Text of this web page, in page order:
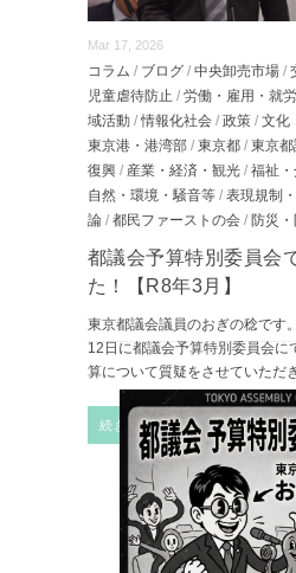
Mar 17, 2026
コラム / ブログ / 中央卸売市場 /
児童虐待防止 / 労働・雇用・就労
域活動 /情報化社会 / 政策 / 文化
東京港・港湾部 / 東京都 / 東京
復興 / 産業・経済・観光 / 福祉
自然・環境・騒音等 / 表現規制
論 / 都民ファーストの会 / 防災・
都議会予算特別委員会
た！【R8年3月】
東京都議会議員のおぎの稔です
12日に都議会予算特別委員会に
算について質疑をさせていただ
続きを読む